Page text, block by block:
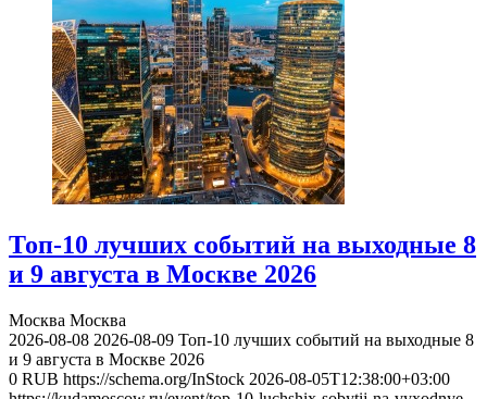
Топ-10 лучших событий на выходные 8
и 9 августа в Москве 2026
Москва Москва
2026-08-08 2026-08-09 Топ-10 лучших событий на выходные 8
и 9 августа в Москве 2026
0 RUB https://schema.org/InStock 2026-08-05T12:38:00+03:00